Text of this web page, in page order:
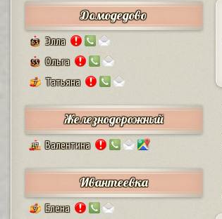
Домодедово
63 Элла
55 Ольга
7 Татьяна
Железнодорожный
17 Валентина
Ивантеевка
9 Елена